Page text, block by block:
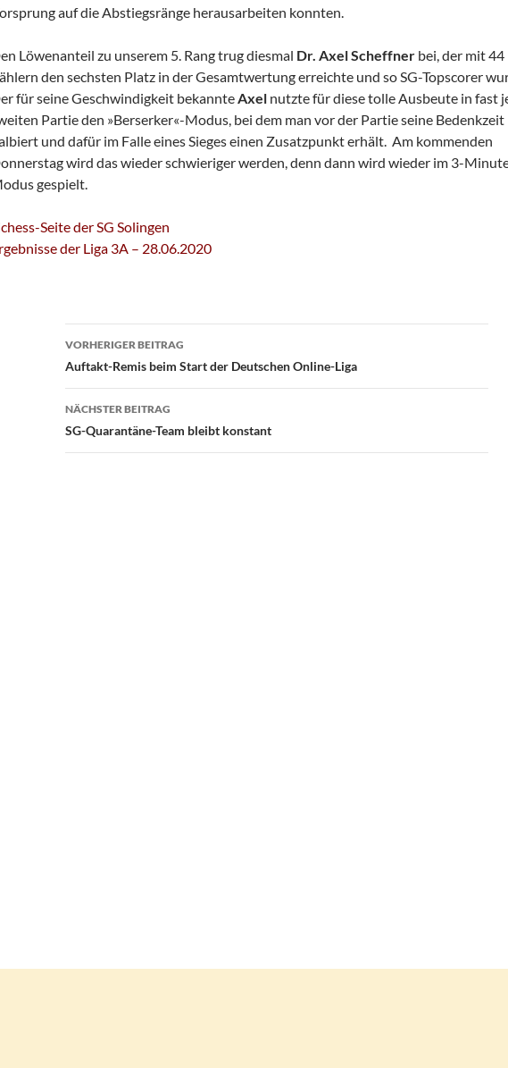
auf die Abstiegsränge herausarbeiten konnten.
Löwenanteil zu unserem 5. Rang trug diesmal Dr. Axel Scheffner bei, der mit 44
den sechsten Platz in der Gesamtwertung erreichte und so SG-Topscorer
für seine Geschwindigkeit bekannteAxel nutzte für diese tolle Ausbeute in fast
Partie den »Berserker«-Modus, bei dem man vor der Partie seine Bedenkzeit
und dafür im Falle eines Sieges einen Zusatzpunkt erhält. Am kommenden
wird das wieder schwieriger werden, denn dann wird wieder im 3-
gespielt.
Seite der SG Solingen
der Liga 3A – 28.06.2020
Beitragsnavigation
VORHERIGER BEITRAG
Auftakt-Remis beim Start der Deutschen Online-Liga
NÄCHSTER BEITRAG
SG-Quarantäne-Team bleibt konstant